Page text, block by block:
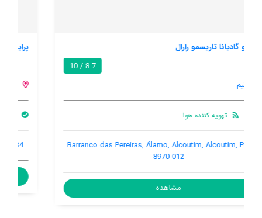
پرایا ورد - او پارایزو نا تررا
بار تهویه کننده هوا
Urbanizacao Praia Verde, Altura, Altura, Portugal, 8950-434
مشاهده